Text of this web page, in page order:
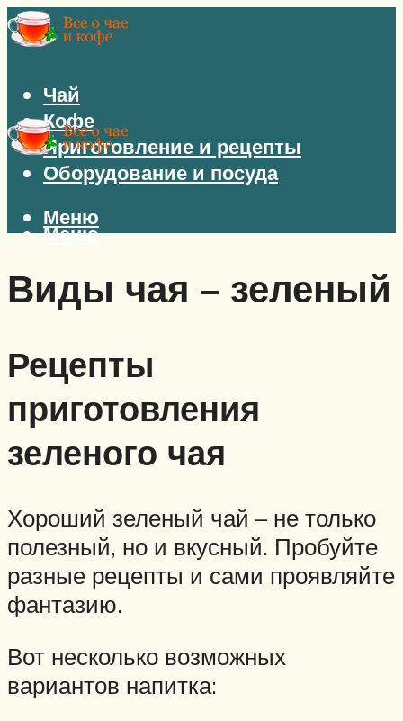
Чай
Кофе
Приготовление и рецепты
Оборудование и посуда
Меню
Меню
Виды чая – зеленый
Рецепты
приготовления
зеленого чая
Хороший зеленый чай – не только
полезный, но и вкусный. Пробуйте
разные рецепты и сами проявляйте
фантазию.
Вот несколько возможных
вариантов напитка: